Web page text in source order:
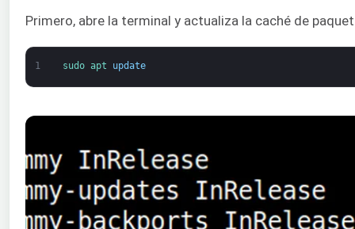
Primero, abre la terminal y actualiza la caché de
1 sudo apt update